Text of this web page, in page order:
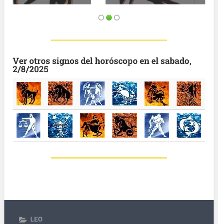
Ver otros signos del horóscopo en el sabado,
2/8/2025
LEO